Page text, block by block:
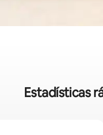
Estadísticas